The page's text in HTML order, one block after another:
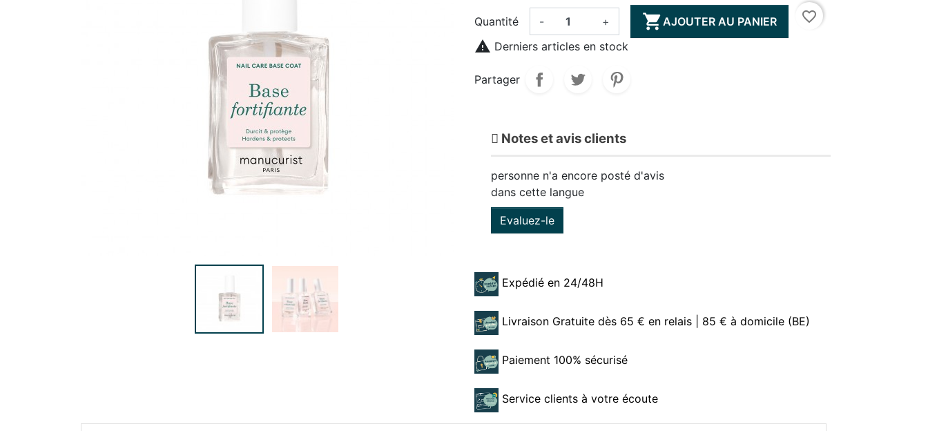
Quantité - + AJOUTER AU PANIER
favorite_border
 Derniers articles en stock
Partager
Notes et avis clients
personne n'a encore posté d'avis
dans cette langue
Evaluez-le
Expédié en 24/48H
Livraison Gratuite dès 65 € en relais | 85 € à domicile (BE)
Paiement 100% sécurisé
Service clients à votre écoute